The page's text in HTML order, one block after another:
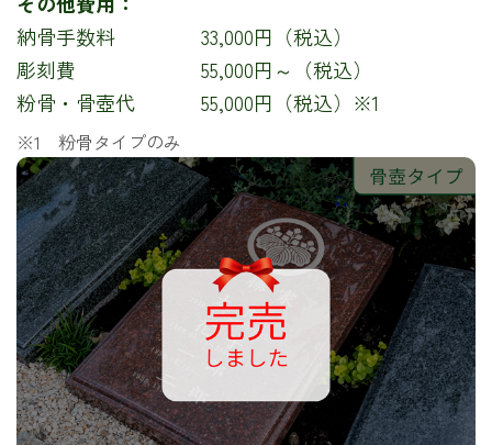
納骨手数料
33,000円（税込）
彫刻費
55,000円～（税込）
粉骨・骨壺代
55,000円（税込）※1
※1 粉骨タイプのみ